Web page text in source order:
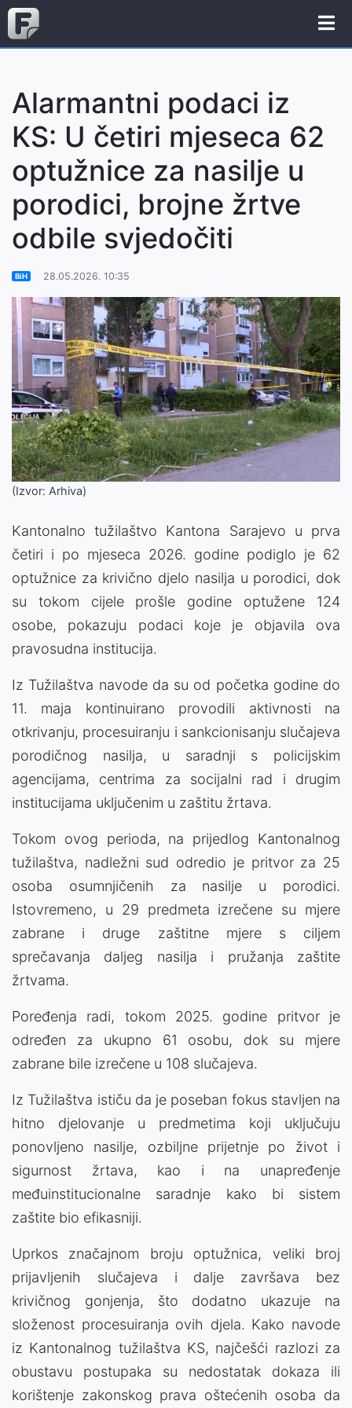
Alarmantni podaci iz
KS: U četiri mjeseca 62
optužnice za nasilje u
porodici, brojne žrtve
odbile svjedočiti
BiH 28.05.2026. 10:35
(Izvor: Arhiva)
Kantonalno tužilaštvo Kantona Sarajevo u prva
četiri i po mjeseca 2026. godine podiglo je 62
optužnice za krivično djelo nasilja u porodici, dok
su tokom cijele prošle godine optužene 124
osobe, pokazuju podaci koje je objavila ova
pravosudna institucija.
Iz Tužilaštva navode da su od početka godine do
11. maja kontinuirano provodili aktivnosti na
otkrivanju, procesuiranju i sankcionisanju slučajeva
porodičnog nasilja, u saradnji s policijskim
agencijama, centrima za socijalni rad i drugim
institucijama uključenim u zaštitu žrtava.
Tokom ovog perioda, na prijedlog Kantonalnog
tužilaštva, nadležni sud odredio je pritvor za 25
osoba osumnjičenih za nasilje u porodici.
Istovremeno, u 29 predmeta izrečene su mjere
zabrane i druge zaštitne mjere s ciljem
sprečavanja daljeg nasilja i pružanja zaštite
žrtvama.
Poređenja radi, tokom 2025. godine pritvor je
određen za ukupno 61 osobu, dok su mjere
zabrane bile izrečene u 108 slučajeva.
Iz Tužilaštva ističu da je poseban fokus stavljen na
hitno djelovanje u predmetima koji uključuju
ponovljeno nasilje, ozbiljne prijetnje po život i
sigurnost žrtava, kao i na unapređenje
međuinstitucionalne saradnje kako bi sistem
zaštite bio efikasniji.
Uprkos značajnom broju optužnica, veliki broj
prijavljenih slučajeva i dalje završava bez
krivičnog gonjenja, što dodatno ukazuje na
složenost procesuiranja ovih djela. Kako navode
iz Kantonalnog tužilaštva KS, najčešći razlozi za
obustavu postupaka su nedostatak dokaza ili
korištenje zakonskog prava oštećenih osoba da